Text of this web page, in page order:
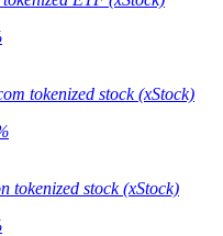
tokenized stock (xStock)
tokenized stock (xStock)